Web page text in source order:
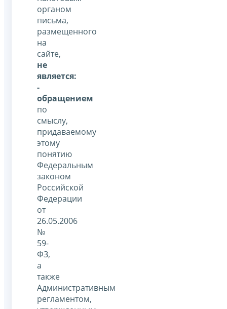
органом
письма,
размещенного
на
сайте,
не
является:
-
обращением
по
смыслу,
придаваемому
этому
понятию
Федеральным
законом
Российской
Федерации
от
26.05.2006
№
59-
ФЗ,
а
также
Административным
регламентом,